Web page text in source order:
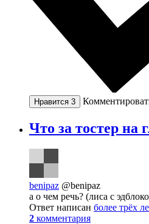
Нравится 3
Что за тостер на
benipaz @benipaz
а о чем речь? (лиса с
Ответ написан более трёх
2 комментария